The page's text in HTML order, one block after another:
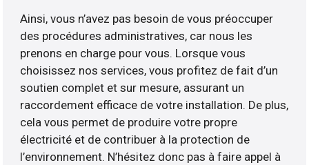
Ainsi, vous n’avez pas besoin de vous préoccuper
des procédures administratives, car nous les
prenons en charge pour vous. Lorsque vous
choisissez nos services, vous profitez de fait d’un
soutien complet et sur mesure, assurant un
raccordement efficace de votre installation. De plus,
cela vous permet de produire votre propre
électricité et de contribuer à la protection de
l’environnement. N’hésitez donc pas à faire appel à